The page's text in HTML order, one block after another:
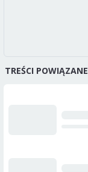
TREŚCI POWIĄZANE